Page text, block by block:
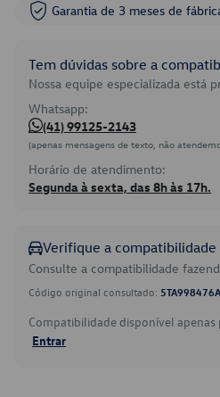
Garantia de 3 meses de
Tem dúvidas sobre a
Nossa equipe especializada está
Whatsapp:
(41) 99125-2143
(apenas mensagens de texto, não
Horário de atendimento:
Segunda à sexta, das 8h às 17h.
Verifique a compatibilidade
Consulte a compatibilidade
Código original consultado: 5TA998476A
Compatibilidade disponível
Entrar